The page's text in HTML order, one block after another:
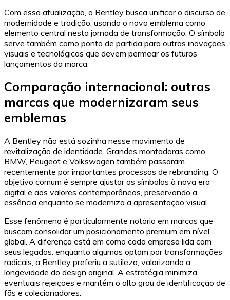
Com essa atualização, a Bentley busca unificar o discurso de
modernidade e tradição, usando o novo emblema como
elemento central nesta jornada de transformação. O símbolo
serve também como ponto de partida para outras inovações
visuais e tecnológicas que devem permear os futuros
lançamentos da marca.
Comparação internacional: outras
marcas que modernizaram seus
emblemas
A Bentley não está sozinha nesse movimento de
revitalização de identidade. Grandes montadoras como
BMW, Peugeot e Volkswagen também passaram
recentemente por importantes processos de rebranding. O
objetivo comum é sempre ajustar os símbolos à nova era
digital e aos valores contemporâneos, preservando a
essência enquanto se moderniza a apresentação visual.
Esse fenômeno é particularmente notório em marcas que
buscam consolidar um posicionamento premium em nível
global. A diferença está em como cada empresa lida com
seus legados: enquanto algumas optam por transformações
radicais, a Bentley preferiu a sutileza, valorizando a
longevidade do design original. A estratégia minimiza
eventuais rejeições e mantém o alto grau de identificação de
fãs e colecionadores.